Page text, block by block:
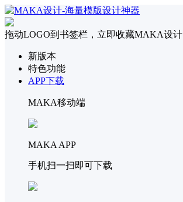
拖动LOGO到书签栏，立即收藏MAKA设计
新版本
特色功能
APP下载
MAKA移动端
MAKA APP
手机扫一扫即可下载